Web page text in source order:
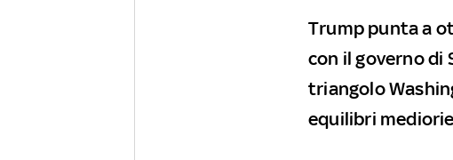
Trump punta a
con il governo di
triangolo
equilibri